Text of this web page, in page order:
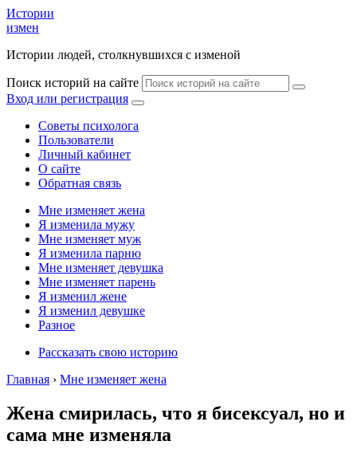
Истории
измен
Истории людей, столкнувшихся с изменой
Поиск историй на сайте
Вход или регистрация
Советы психолога
Пользователи
Личный кабинет
О сайте
Обратная связь
Мне изменяет жена
Я изменила мужу
Мне изменяет муж
Я изменила парню
Мне изменяет девушка
Мне изменяет парень
Я изменил жене
Я изменил девушке
Разное
Рассказать свою историю
Главная › Мне изменяет жена
Жена смирилась, что я бисексуал, но и
сама мне изменяла